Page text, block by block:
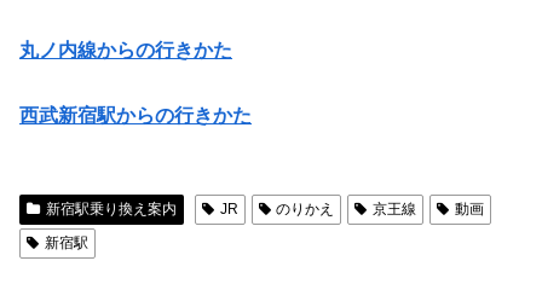
丸ノ内線からの行きかた
西武新宿駅からの行きかた
新宿駅乗り換え案内 JR のりかえ 京王線
動画
新宿駅